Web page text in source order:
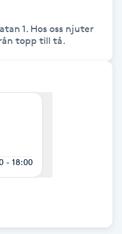
1. Hos oss njuter
topp till tå.
- 18:00